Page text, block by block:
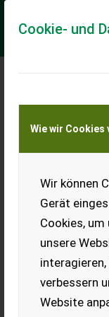
Cookie- und
Wie wir Cookies
Wir können
Gerät
Cookies,
unsere
verbessern
Website
Meine
Transport
Sonstige Ford
Historische
entdecken!
EUR 180 inkl. 20